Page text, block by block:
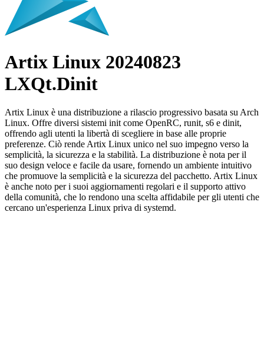
Artix Linux 20240823
LXQt.Dinit
Artix Linux è una distribuzione a rilascio progressivo basata su Arch
Linux. Offre diversi sistemi init come OpenRC, runit, s6 e dinit,
offrendo agli utenti la libertà di scegliere in base alle proprie
preferenze. Ciò rende Artix Linux unico nel suo impegno verso la
semplicità, la sicurezza e la stabilità. La distribuzione è nota per il
suo design veloce e facile da usare, fornendo un ambiente intuitivo
che promuove la semplicità e la sicurezza del pacchetto. Artix Linux
è anche noto per i suoi aggiornamenti regolari e il supporto attivo
della comunità, che lo rendono una scelta affidabile per gli utenti che
cercano un'esperienza Linux priva di systemd.